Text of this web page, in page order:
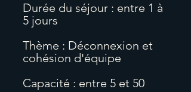
Durée du séjour : entre 1 à
5 jours
Thème : Déconnexion et
cohésion d'équipe
Capacité : entre 5 et 50